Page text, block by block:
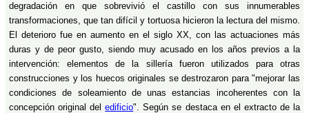
degradación en que sobrevivió el castillo con sus innumerables
transformaciones, que tan difícil y tortuosa hicieron la lectura del mismo.
El deterioro fue en aumento en el siglo XX, con las actuaciones más
duras y de peor gusto, siendo muy acusado en los años previos a la
intervención: elementos de la sillería fueron utilizados para otras
construcciones y los huecos originales se destrozaron para "mejorar las
condiciones de soleamiento de unas estancias incoherentes con la
concepción original deledificio". Según se destaca en el extracto de la